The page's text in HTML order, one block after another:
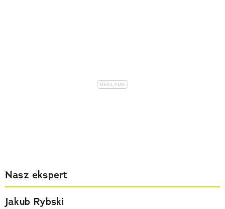
Nasz ekspert
Jakub Rybski